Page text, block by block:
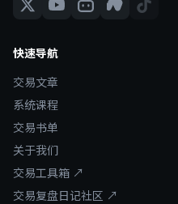
快速导航
交易文章
系统课程
交易书单
关于我们
交易工具箱 ↗
交易复盘日记社区 ↗